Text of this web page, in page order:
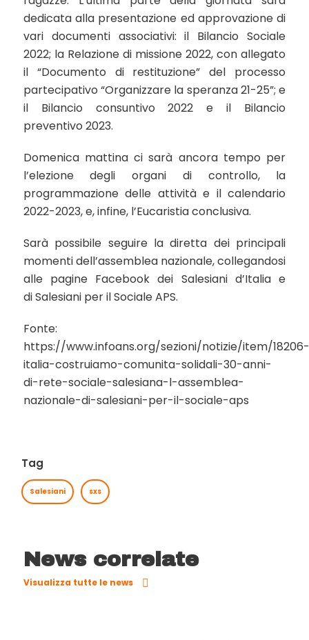
dedicata alla presentazione ed approvazione di
vari documenti associativi: il Bilancio Sociale
2022; la Relazione di missione 2022, con allegato
il “Documento di restituzione” del processo
partecipativo “Organizzare la speranza 21-25”; e
il Bilancio consuntivo 2022 e il Bilancio
preventivo 2023.
Domenica mattina ci sarà ancora tempo per
l’elezione degli organi di controllo, la
programmazione delle attività e il calendario
2022-2023, e, infine, l’Eucaristia conclusiva.
Sarà possibile seguire la diretta dei principali
momenti dell’assemblea nazionale, collegandosi
alle pagine Facebook dei Salesiani d’Italia e
diSalesiani per il Sociale APS.
Fonte:
https://www.infoans.org/sezioni/notizie/item/18206-
italia-costruiamo-comunita-solidali-30-anni-
di-rete-sociale-salesiana-l-assemblea-
nazionale-di-salesiani-per-il-sociale-aps
Tag
Salesiani sxs
News correlate
Visualizza tutte le news